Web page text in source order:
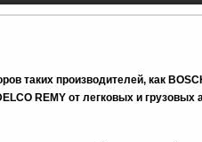
таких производителей, как
REMY от легковых и